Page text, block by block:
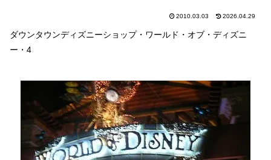
2010.03.03 2026.04.29
ダウンタウンディズニーショップ・ワールド・オブ・ディズニ
ー・4